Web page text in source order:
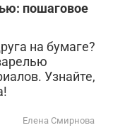
пошаговое
на бумаге?
Узнайте,
Елена Смирнова